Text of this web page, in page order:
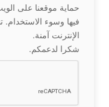
حماية موقعنا على
فيها وسوء الاستخدام.
الإنترنت آمنة.
شكرا لدعمكم.